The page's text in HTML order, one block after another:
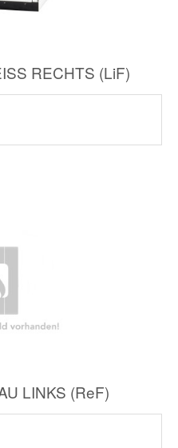
RECHTS (LiF)
LINKS (ReF)